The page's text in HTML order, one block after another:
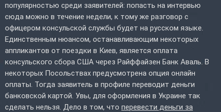
популярностью среди заявителей: попасть на интервью
сюда можно в течение недели, к тому же разговор с
офицером консульской службы будет на русском языке.
Единственным нюансом, останавливающим некоторых
аппликантов от поездки в Киев, является оплата
консульского сбора США через Райффайзен Банк Аваль. В
некоторых Посольствах предусмотрена опция онлайн
оплаты. Тогда заявитель в профиле переводит деньги
банковской картой. Увы, для оформления в Украине так
сделать нельзя. Дело в том, что перевести деньги за